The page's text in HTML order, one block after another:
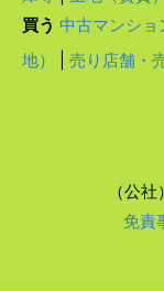
買う 中古マンショ
地）
売り店舗・
（公
免責